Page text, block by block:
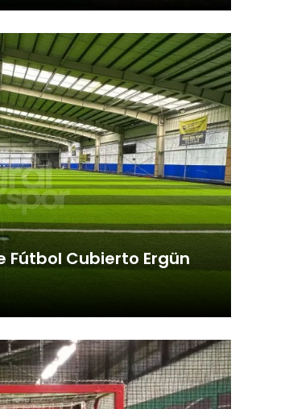
construit à Beylikdüzü
Fútbol Cubierto Ergün
nuestro portafolio con